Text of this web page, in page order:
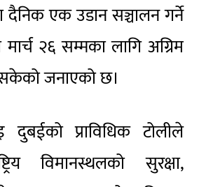
दैनिक एक उडान सञ्चालन गर्ने
२६ सम्मका लागि अग्रिम
जनाएको छ।
दुबईको प्राविधिक टोलीले
विमानस्थलको सुरक्षा,